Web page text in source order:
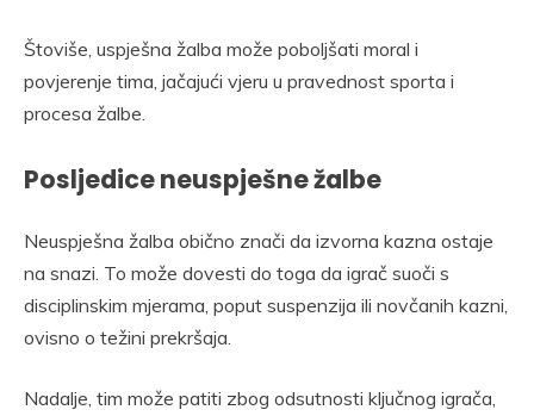
Štoviše, uspješna žalba može poboljšati moral i
povjerenje tima, jačajući vjeru u pravednost sporta i
procesa žalbe.
Posljedice neuspješne žalbe
Neuspješna žalba obično znači da izvorna kazna ostaje
na snazi. To može dovesti do toga da igrač suoči s
disciplinskim mjerama, poput suspenzija ili novčanih kazni,
ovisno o težini prekršaja.
Nadalje, tim može patiti zbog odsutnosti ključnog igrača,